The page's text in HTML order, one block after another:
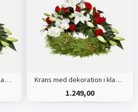
Krans med dekoration i klassisk stil - rød og hvid - med bånd Krans med dekoration i klassisk stil - rød og hvid
1.249,00